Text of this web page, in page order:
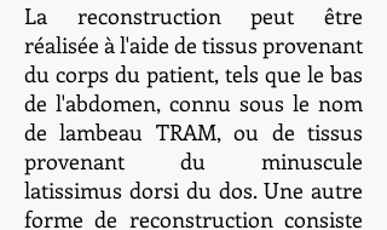
La reconstruction peut être
réalisée à l'aide de tissus provenant
du corps du patient, tels que le bas
de l'abdomen, connu sous le nom
de lambeau TRAM, ou de tissus
provenant du minuscule
latissimus dorsi du dos. Une autre
forme de reconstruction consiste